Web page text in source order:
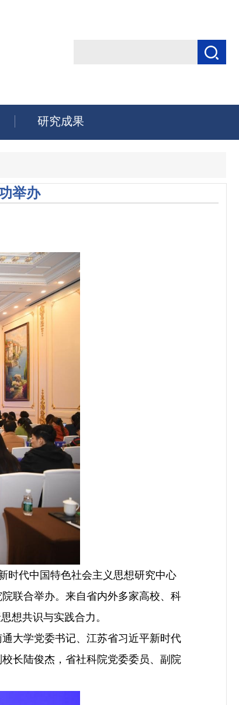
研究成果
举办
时代中国特色社会主义思想研究中心
联合举办。来自省内外多家高校、科
想共识与实践合力。
大学党委书记、江苏省习近平新时代
长陆俊杰，省社科院党委委员、副院